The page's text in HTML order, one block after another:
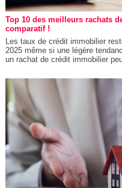
Top 10 des meilleurs rachats
comparatif !
Les taux de crédit immobilier
2025 même si une légère
un rachat de crédit immobilier